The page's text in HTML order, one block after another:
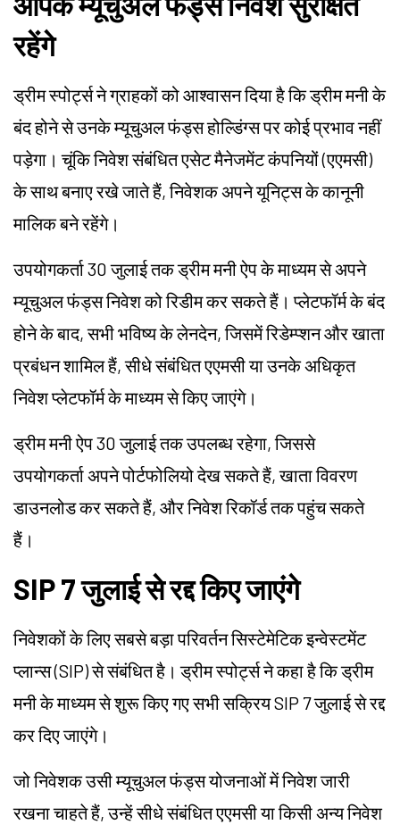
रहेंगे
ड्रीम स्पोर्ट्स ने ग्राहकों को आश्वासन दिया है कि ड्रीम मनी के
बंद होने से उनके म्यूचुअल फंड्स होल्डिंग्स पर कोई प्रभाव नहीं
पड़ेगा। चूंकि निवेश संबंधित एसेट मैनेजमेंट कंपनियों (एएमसी)
के साथ बनाए रखे जाते हैं, निवेशक अपने यूनिट्स के कानूनी
मालिक बने रहेंगे।
उपयोगकर्ता 30 जुलाई तक ड्रीम मनी ऐप के माध्यम से अपने
म्यूचुअल फंड्स निवेश को रिडीम कर सकते हैं। प्लेटफॉर्म के बंद
होने के बाद, सभी भविष्य के लेनदेन, जिसमें रिडेम्प्शन और खाता
प्रबंधन शामिल हैं, सीधे संबंधित एएमसी या उनके अधिकृत
निवेश प्लेटफॉर्म के माध्यम से किए जाएंगे।
ड्रीम मनी ऐप 30 जुलाई तक उपलब्ध रहेगा, जिससे
उपयोगकर्ता अपने पोर्टफोलियो देख सकते हैं, खाता विवरण
डाउनलोड कर सकते हैं, और निवेश रिकॉर्ड तक पहुंच सकते
हैं।
SIP 7 जुलाई से रद्द किए जाएंगे
निवेशकों के लिए सबसे बड़ा परिवर्तन सिस्टेमेटिक इन्वेस्टमेंट
प्लान्स (SIP) से संबंधित है। ड्रीम स्पोर्ट्स ने कहा है कि ड्रीम
मनी के माध्यम से शुरू किए गए सभी सक्रिय SIP 7 जुलाई से रद्द
कर दिए जाएंगे।
जो निवेशक उसी म्यूचुअल फंड्स योजनाओं में निवेश जारी
रखना चाहते हैं, उन्हें सीधे संबंधित एएमसी या किसी अन्य निवेश